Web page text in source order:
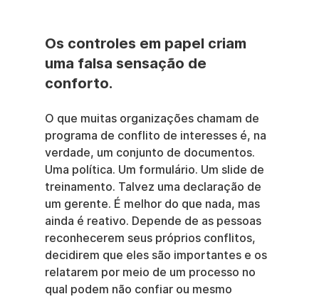
Os controles em papel criam
uma falsa sensação de
conforto.
O que muitas organizações chamam de
programa de conflito de interesses é, na
verdade, um conjunto de documentos.
Uma política. Um formulário. Um slide de
treinamento. Talvez uma declaração de
um gerente. É melhor do que nada, mas
ainda é reativo. Depende de as pessoas
reconhecerem seus próprios conflitos,
decidirem que eles são importantes e os
relatarem por meio de um processo no
qual podem não confiar ou mesmo